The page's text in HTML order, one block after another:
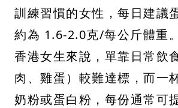
訓練習慣的女性，每日建議
約為 1.6-2.0克/每公斤體重
香港女生來說，單靠日常飲
肉、雞蛋）較難達標，而一
奶粉或蛋白粉，每份通常可